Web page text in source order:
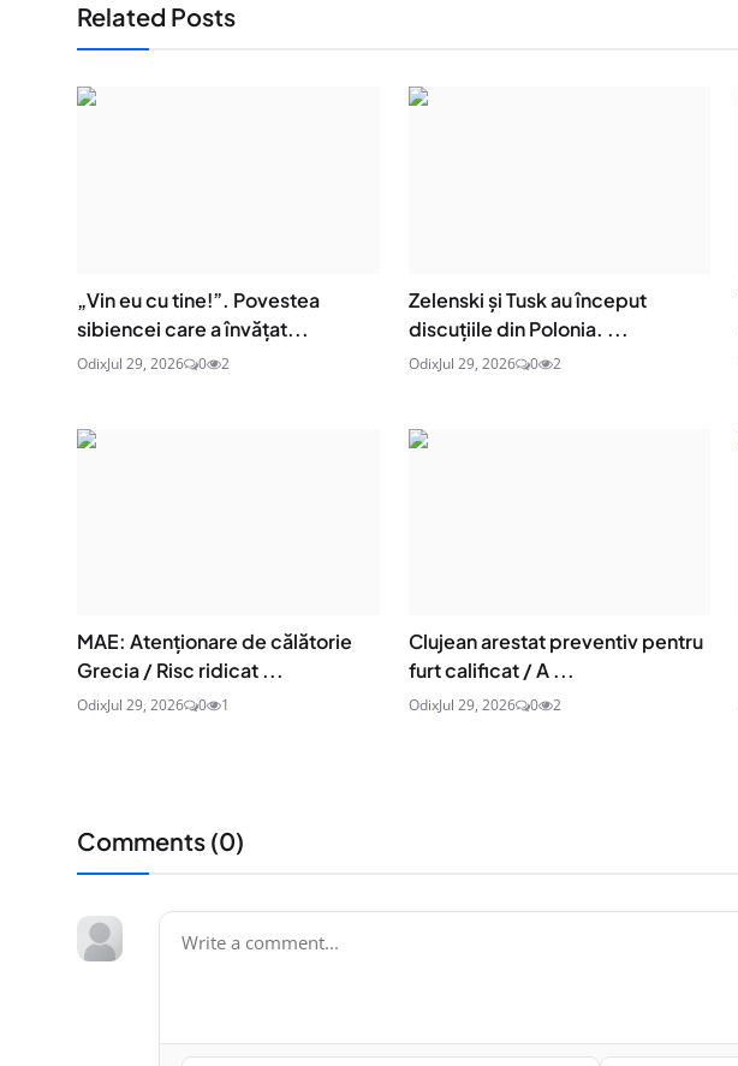
Related Posts
„Vin eu cu tine!”. Povestea
sibiencei care a învățat...
OdixJul 29, 2026 0 2
Zelenski și Tusk au început
discuțiile din Polonia. ...
OdixJul 29, 2026 0 2
MAE: Atenţionare de călătorie
Grecia / Risc ridicat ...
OdixJul 29, 2026 0 1
Clujean arestat preventiv pentru
furt calificat / A ...
OdixJul 29, 2026 0 2
Comments (0)